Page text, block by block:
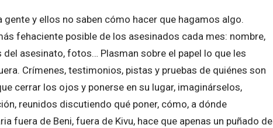
y ellos no saben cómo hacer que hagamos algo.
fehaciente posible de los asesinados cada mes: nombre,
asesinato, fotos… Plasman sobre el papel lo que les
Crímenes, testimonios, pistas y pruebas de quiénes son
cerrar los ojos y ponerse en su lugar, imaginárselos,
reunidos discutiendo qué poner, cómo, a dónde
fuera de Beni, fuera de Kivu, hace que apenas un puñado de